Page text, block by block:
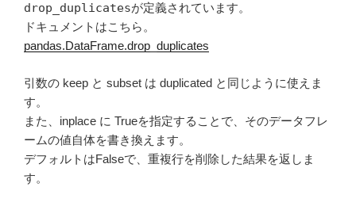
drop_duplicatesが定義されています。
ドキュメントはこちら。
pandas.DataFrame.drop_duplicates
引数の keep と subset は duplicated と同じように使えま
す。
また、inplace に Trueを指定することで、そのデータフレ
ームの値自体を書き換えます。
デフォルトはFalseで、重複行を削除した結果を返しま
す。